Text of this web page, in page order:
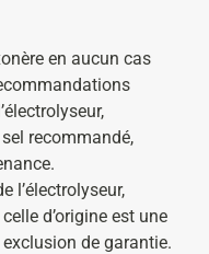
en aucun cas
recommandé,
l’électrolyseur,
d’origine est une
de garantie.